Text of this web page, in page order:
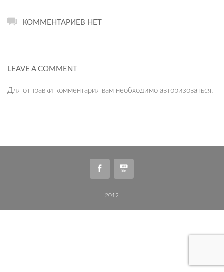
КОММЕНТАРИЕВ НЕТ
LEAVE A COMMENT
Для отправки комментария вам необходимо авторизоваться.
2012